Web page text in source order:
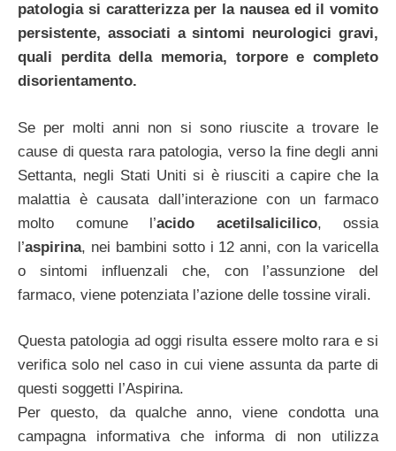
patologia si caratterizza per la nausea ed il vomito
persistente, associati a sintomi neurologici gravi,
quali perdita della memoria, torpore e completo
disorientamento.
Se per molti anni non si sono riuscite a trovare le
cause di questa rara patologia, verso la fine degli anni
Settanta, negli Stati Uniti si è riusciti a capire che la
malattia è causata dall’interazione con un farmaco
molto comune l’acido acetilsalicilico, ossia
l’aspirina, nei bambini sotto i 12 anni, con la varicella
o sintomi influenzali che, con l’assunzione del
farmaco, viene potenziata l’azione delle tossine virali.
Questa patologia ad oggi risulta essere molto rara e si
verifica solo nel caso in cui viene assunta da parte di
questi soggetti l’Aspirina.
Per questo, da qualche anno, viene condotta una
campagna informativa che informa di non utilizza